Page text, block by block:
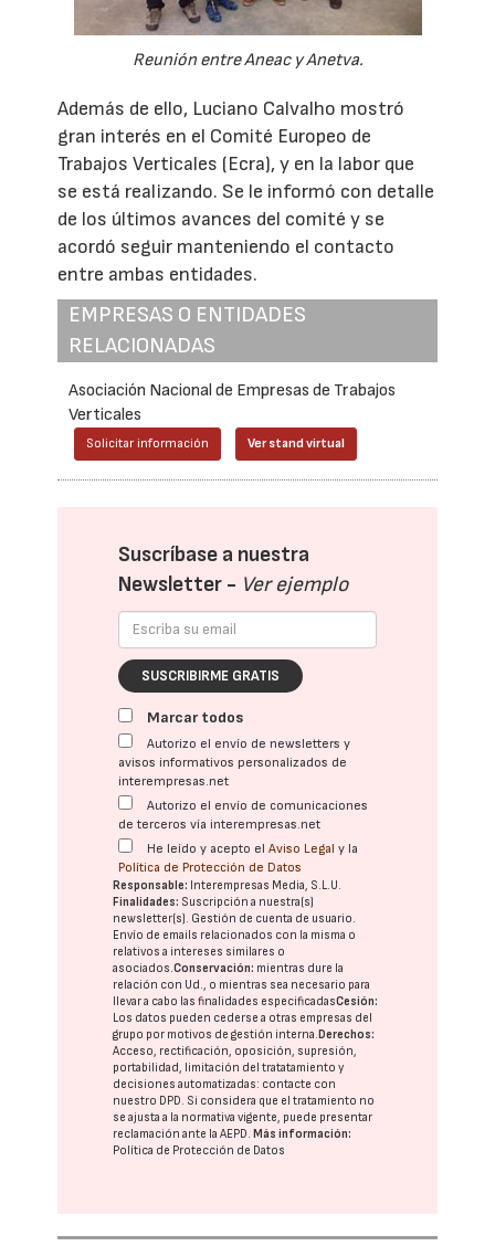
Reunión entre Aneac y Anetva.
Además de ello, Luciano Calvalho mostró
gran interés en el Comité Europeo de
Trabajos Verticales (Ecra), y en la labor que
se está realizando. Se le informó con detalle
de los últimos avances del comité y se
acordó seguir manteniendo el contacto
entre ambas entidades.
EMPRESAS O ENTIDADES
RELACIONADAS
Asociación Nacional de Empresas de Trabajos
Verticales
Solicitar información Ver stand virtual
Suscríbase a nuestra
Newsletter - Ver ejemplo
SUSCRIBIRME GRATIS
Marcar todos
Autorizo el envío de newsletters y
avisos informativos personalizados de
interempresas.net
Autorizo el envío de comunicaciones
de terceros vía interempresas.net
He leído y acepto elAviso Legal y la
Política de Protección de Datos
Responsable: Interempresas Media, S.L.U.
Finalidades: Suscripción a nuestra(s)
newsletter(s). Gestión de cuenta de usuario.
Envío de emails relacionados con la misma o
relativos a intereses similares o
asociados.Conservación: mientras dure la
relación con Ud., o mientras sea necesario para
llevar a cabo las finalidades especificadasCesión:
Los datos pueden cederse a otras empresas del
grupo por motivos de gestión interna.Derechos:
Acceso, rectificación, oposición, supresión,
portabilidad, limitación del tratatamiento y
decisiones automatizadas: contacte con
nuestro DPD. Si considera que el tratamiento no
se ajusta a la normativa vigente, puede presentar
reclamación ante laAEPD.Más información:
Política de Protección de Datos